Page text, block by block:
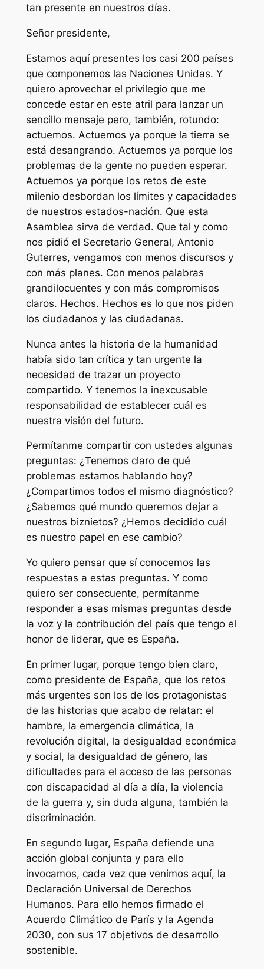
tan presente en nuestros días.
Señor presidente,
Estamos aquí presentes los casi 200 países
que componemos las Naciones Unidas. Y
quiero aprovechar el privilegio que me
concede estar en este atril para lanzar un
sencillo mensaje pero, también, rotundo:
actuemos. Actuemos ya porque la tierra se
está desangrando. Actuemos ya porque los
problemas de la gente no pueden esperar.
Actuemos ya porque los retos de este
milenio desbordan los límites y capacidades
de nuestros estados-nación. Que esta
Asamblea sirva de verdad. Que tal y como
nos pidió el Secretario General, Antonio
Guterres, vengamos con menos discursos y
con más planes. Con menos palabras
grandilocuentes y con más compromisos
claros. Hechos. Hechos es lo que nos piden
los ciudadanos y las ciudadanas.
Nunca antes la historia de la humanidad
había sido tan crítica y tan urgente la
necesidad de trazar un proyecto
compartido. Y tenemos la inexcusable
responsabilidad de establecer cuál es
nuestra visión del futuro.
Permítanme compartir con ustedes algunas
preguntas: ¿Tenemos claro de qué
problemas estamos hablando hoy?
¿Compartimos todos el mismo diagnóstico?
¿Sabemos qué mundo queremos dejar a
nuestros biznietos? ¿Hemos decidido cuál
es nuestro papel en ese cambio?
Yo quiero pensar que sí conocemos las
respuestas a estas preguntas. Y como
quiero ser consecuente, permítanme
responder a esas mismas preguntas desde
la voz y la contribución del país que tengo el
honor de liderar, que es España.
En primer lugar, porque tengo bien claro,
como presidente de España, que los retos
más urgentes son los de los protagonistas
de las historias que acabo de relatar: el
hambre, la emergencia climática, la
revolución digital, la desigualdad económica
y social, la desigualdad de género, las
dificultades para el acceso de las personas
con discapacidad al día a día, la violencia
de la guerra y, sin duda alguna, también la
discriminación.
En segundo lugar, España defiende una
acción global conjunta y para ello
invocamos, cada vez que venimos aquí, la
Declaración Universal de Derechos
Humanos. Para ello hemos firmado el
Acuerdo Climático de París y la Agenda
2030, con sus 17 objetivos de desarrollo
sostenible.